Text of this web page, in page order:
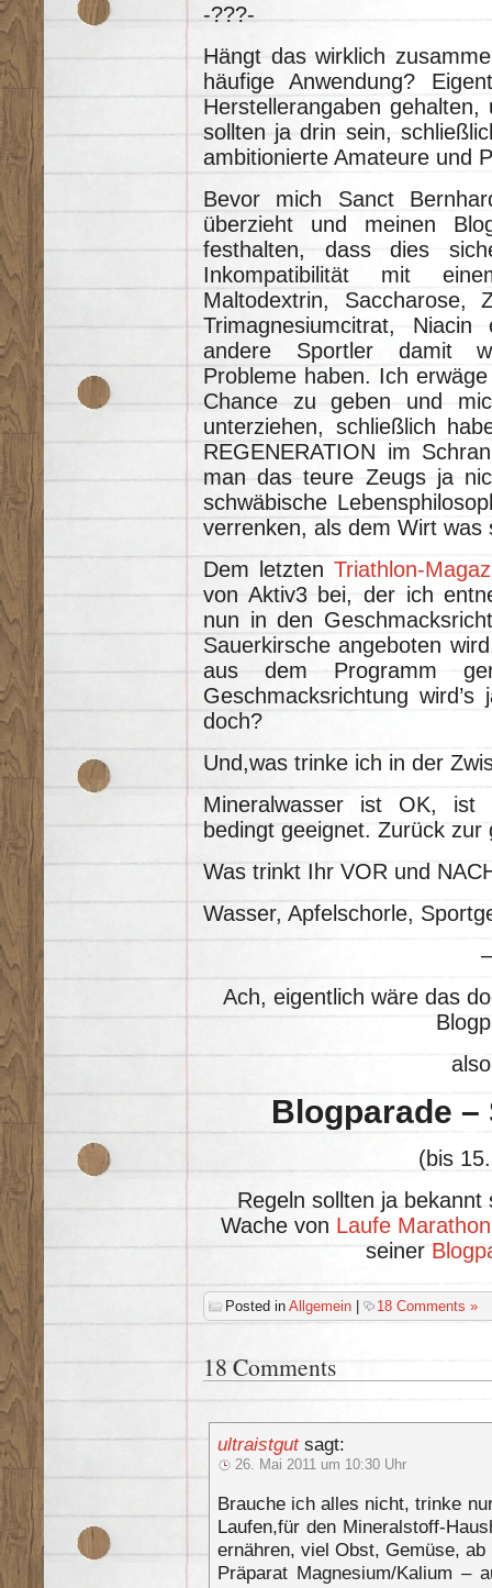
-???-
Hängt das wirklich
häufige Anwendung?
Herstellerangaben
sollten ja drin sein,
ambitionierte Amateure und
Bevor mich Sanct
überzieht und meinen
festhalten, dass dies
Inkompatibilität mit
Maltodextrin, Saccharose,
Trimagnesiumcitrat,
andere Sportler damit
Probleme haben. Ich
Chance zu geben und
unterziehen, schließlich
REGENERATION im
man das teure Zeugs ja
schwäbische
verrenken, als dem Wirt was
Dem letztenTriathlon-
von Aktiv3 bei, der ich
nun in den
Sauerkirsche angeboten
aus dem Programm
Geschmacksrichtung
doch?
Und,was trinke ich in der
Mineralwasser ist OK, ist
bedingt geeignet. Zurück zur
Was trinkt Ihr VOR und
Wasser, Apfelschorle,
Ach, eigentlich wäre das
Blogparade
(bis
Regeln sollten ja
Wache von Laufe Marathon
seiner
Posted in Allgemein 18 Comments »
18 Comments
ultraistgut sagt:
26. Mai 2011 um 10:30 Uhr
Brauche ich alles nicht, trinke
Laufen,für den Mineralstoff-
ernähren, viel Obst, Gemüse,
Präparat Magnesium/Kalium –